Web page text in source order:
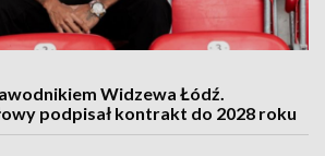
Widzewa Łódź.
podpisał kontrakt do 2028 roku